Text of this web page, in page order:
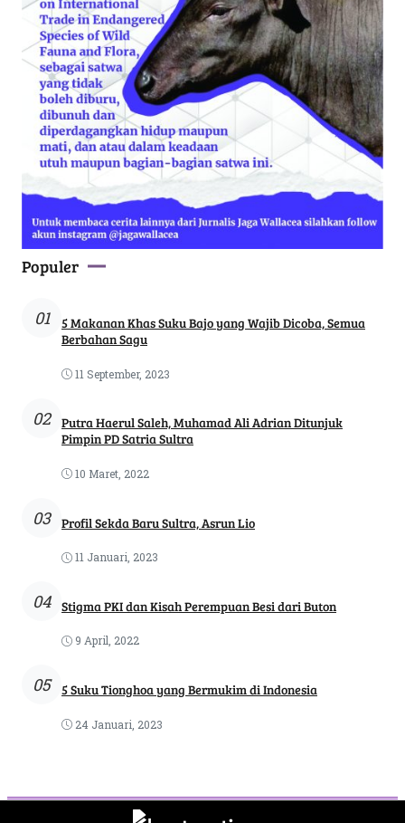
Populer
01
5 Makanan Khas Suku Bajo yang Wajib Dicoba, Semua
Berbahan Sagu
11 September, 2023
02
Putra Haerul Saleh, Muhamad Ali Adrian Ditunjuk
Pimpin PD Satria Sultra
10 Maret, 2022
03 Profil Sekda Baru Sultra, Asrun Lio
11 Januari, 2023
04 Stigma PKI dan Kisah Perempuan Besi dari Buton
9 April, 2022
05 5 Suku Tionghoa yang Bermukim di Indonesia
24 Januari, 2023